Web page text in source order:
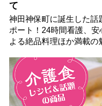
て
神田神保町に誕生した話
ポート！24時間看護、
よる絶品料理ほか満載の